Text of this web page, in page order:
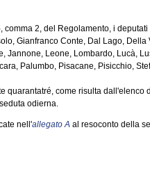
comma 2, del Regolamento, i
Gianfranco Conte, Dal Lago, Della
Jannone, Leone, Lombardo, Lucà,
Palumbo, Pisacane, Pisicchio,
quarantatré, come risulta dall'elenco
odierna.
nell'allegato A al resoconto della